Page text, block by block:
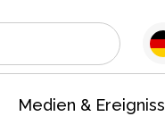
Medien &